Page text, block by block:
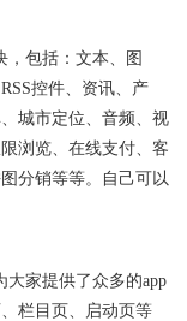
，包括：文本、图
控件、资讯、产
城市定位、音频、视
浏览、在线支付、客
分销等等。自己可以
大家提供了众多的app
栏目页、启动页等